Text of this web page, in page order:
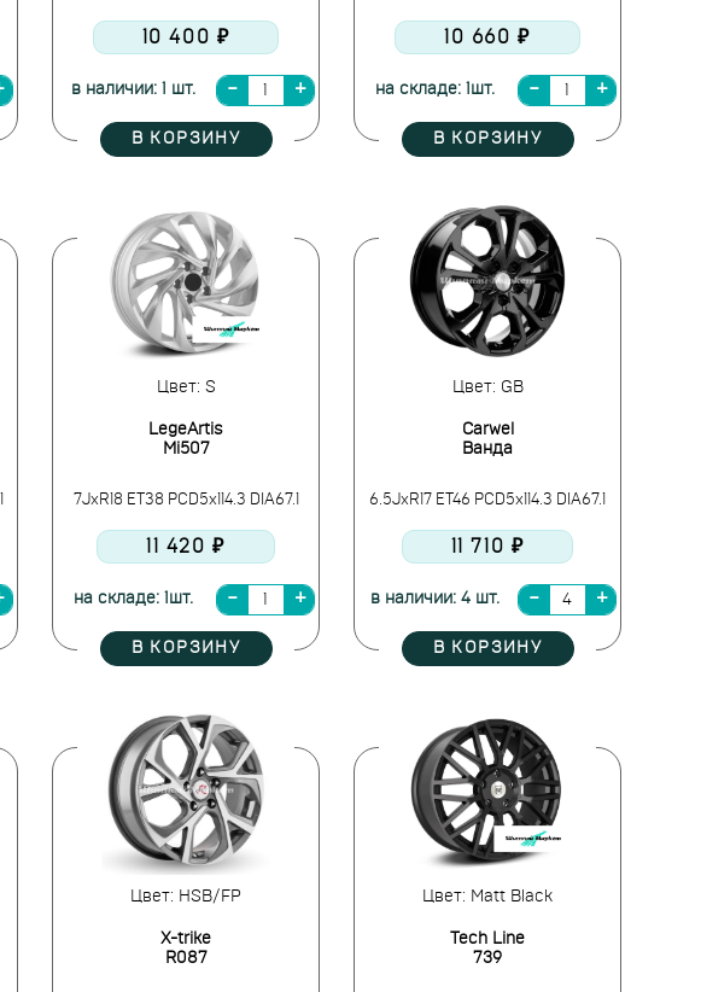
10 400 ₽
в наличии: 1 шт.
В КОРЗИНУ
10 660 ₽
на складе: 1шт.
В КОРЗИНУ
Цвет: S
LegeArtis
Mi507
7JxR18 ET38 PCD5x114.3 DIA67.1
11 420 ₽
на складе: 1шт.
В КОРЗИНУ
Цвет: GB
Carwel
Ванда
6.5JxR17 ET46 PCD5x114.3 DIA67.1
11 710 ₽
в наличии: 4 шт.
В КОРЗИНУ
Цвет: HSB/FP
X-trike
R087
Цвет: Matt Black
Tech Line
739